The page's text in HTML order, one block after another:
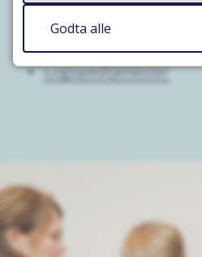
Brukerstyrt personlig
Logopedtjenester
Godta alle